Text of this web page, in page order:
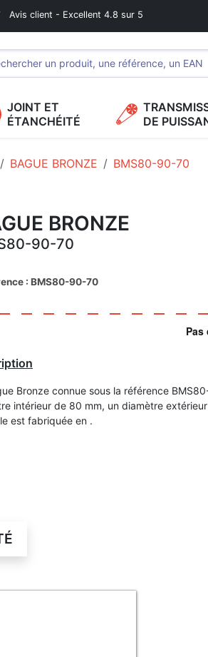
Avis client - Excellent 4.8 sur 5
JOINT ET
ÉTANCHÉITÉ
DE
BAGUE BRONZE BMS80-90-70
BRONZE
90-70
: BMS80-90-70
Bronze connue sous la référence
intérieur de 80 mm, un diamètre
est fabriquée en .